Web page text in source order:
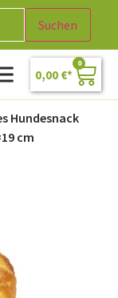
Suchen
0,00 €
0
Hundesnack
cm